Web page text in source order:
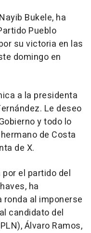
Bukele, ha
Pueblo
su victoria en las
domingo en
a la presidenta
Le deseo
y todo lo
de Costa
de X.
el partido del
ha
al imponerse
candidato del
Álvaro Ramos,